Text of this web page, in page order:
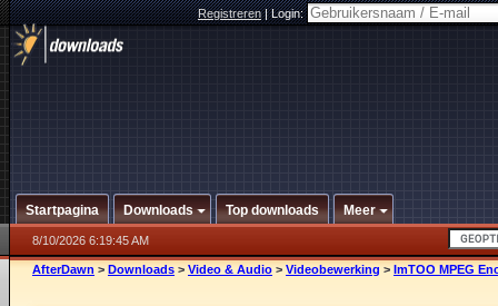
Registreren|Login:
Startpagina Downloads Top downloads Meer
8/10/2026 6:19:45 AM
AfterDawn > Downloads > Video & Audio > Videobewerking > ImTOO MPEG